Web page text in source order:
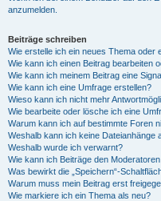
anzumelden.
Beiträge schreiben
Wie erstelle ich ein neues Thema oder
Wie kann ich einen Beitrag bearbeiten
Wie kann ich meinem Beitrag eine
Wie kann ich eine Umfrage erstellen?
Wieso kann ich nicht mehr
Wie bearbeite oder lösche ich eine
Warum kann ich auf bestimmte Foren
Weshalb kann ich keine Dateianhänge
Weshalb wurde ich verwarnt?
Wie kann ich Beiträge den
Was bewirkt die „Speichern“-
Warum muss mein Beitrag erst
Wie markiere ich ein Thema als neu?